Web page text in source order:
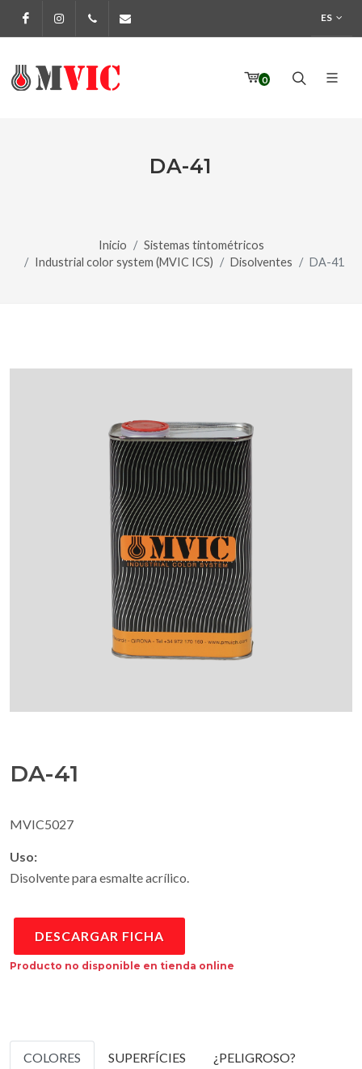
FacebookInstagram972 170 160 ES
0
DA-41
Inicio
Sistemas tintométricos
Industrial color system (MVIC ICS)
Disolventes DA-41
DA-41
MVIC5027
Uso:
Disolvente para esmalte acrílico.
DESCARGAR FICHA
Producto no disponible en tienda online
COLORES SUPERFÍCIES ¿PELIGROSO?